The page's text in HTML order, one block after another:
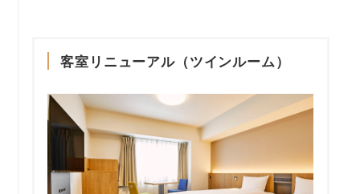
客室リニューアル（ツインルーム）